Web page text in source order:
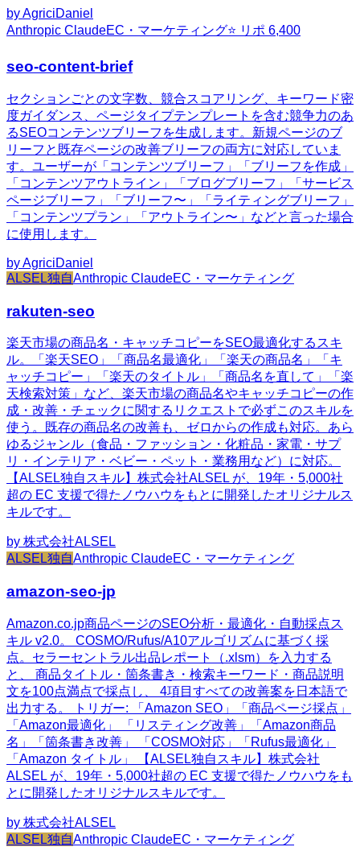
byAgriciDaniel
Anthropic ClaudeEC・マーケティング⭐ リポ 6,400
seo-content-brief
セクションごとの文字数、競合スコアリング、キーワード密
度ガイダンス、ページタイプテンプレートを含む競争力のあ
るSEOコンテンツブリーフを生成します。新規ページのブ
リーフと既存ページの改善ブリーフの両方に対応していま
す。ユーザーが「コンテンツブリーフ」「ブリーフを作成」
「コンテンツアウトライン」「ブログブリーフ」「サービス
ページブリーフ」「ブリーフ〜」「ライティングブリーフ」
「コンテンツプラン」「アウトライン〜」などと言った場合
に使用します。
byAgriciDaniel
ALSEL独自Anthropic ClaudeEC・マーケティング
rakuten-seo
楽天市場の商品名・キャッチコピーをSEO最適化するスキ
ル。「楽天SEO」「商品名最適化」「楽天の商品名」「キ
ャッチコピー」「楽天のタイトル」「商品名を直して」「楽
天検索対策」など、楽天市場の商品名やキャッチコピーの作
成・改善・チェックに関するリクエストで必ずこのスキルを
使う。既存の商品名の改善も、ゼロからの作成も対応。あら
ゆるジャンル（食品・ファッション・化粧品・家電・サプ
リ・インテリア・ベビー・ペット・業務用など）に対応。
【ALSEL独自スキル】株式会社ALSEL が、19年・5,000社
超の EC 支援で得たノウハウをもとに開発したオリジナルス
キルです。
by 株式会社ALSEL
ALSEL独自Anthropic ClaudeEC・マーケティング
amazon-seo-jp
Amazon.co.jp商品ページのSEO分析・最適化・自動採点ス
キル v2.0。 COSMO/Rufus/A10アルゴリズムに基づく採
点。セラーセントラル出品レポート（.xlsm）を入力する
と、 商品タイトル・箇条書き・検索キーワード・商品説明
文を100点満点で採点し、 4項目すべての改善案を日本語で
出力する。 トリガー: 「Amazon SEO」「商品ページ採点」
「Amazon最適化」 「リスティング改善」「Amazon商品
名」「箇条書き改善」 「COSMO対応」「Rufus最適化」
「Amazon タイトル」 【ALSEL独自スキル】株式会社
ALSEL が、19年・5,000社超の EC 支援で得たノウハウをも
とに開発したオリジナルスキルです。
by 株式会社ALSEL
ALSEL独自Anthropic ClaudeEC・マーケティング